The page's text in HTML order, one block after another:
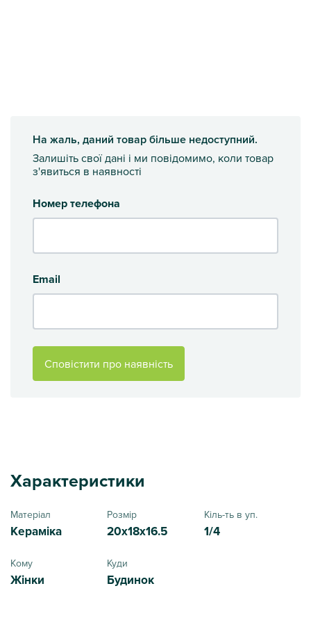
На жаль, даний товар більше недоступний.
Залишіть свої дані і ми повідомимо, коли товар
з'явиться в наявності
Номер телефона
Email
Сповістити про наявність
Характеристики
Матеріал
Кераміка
Розмір
20x18x16.5
Кіль-ть в уп.
1/4
Кому
Жінки
Куди
Будинок